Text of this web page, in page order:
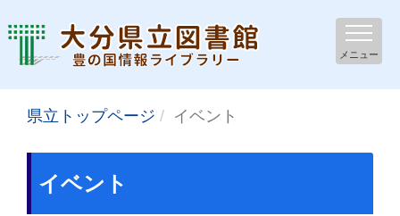
メニュー
県立トップページ イベント
イベント